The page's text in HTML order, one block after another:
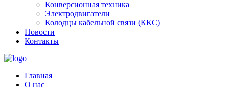
Конверсионная техника
Электродвигатели
Колодцы кабельной связи (ККС)
Новости
Контакты
Главная
О нас